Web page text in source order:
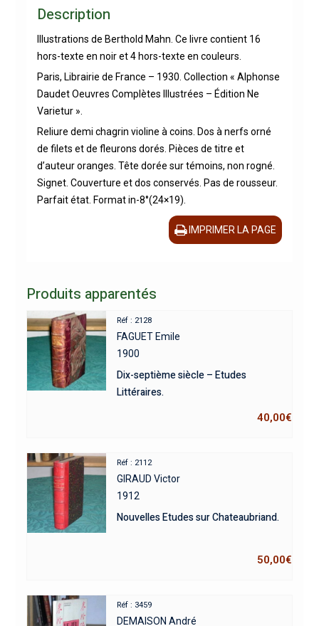
Description
Illustrations de Berthold Mahn. Ce livre contient 16
hors-texte en noir et 4 hors-texte en couleurs.
Paris, Librairie de France – 1930. Collection « Alphonse
Daudet Oeuvres Complètes Illustrées – Édition Ne
Varietur ».
Reliure demi chagrin violine à coins. Dos à nerfs orné
de filets et de fleurons dorés. Pièces de titre et
d’auteur oranges. Tête dorée sur témoins, non rogné.
Signet. Couverture et dos conservés. Pas de rousseur.
Parfait état. Format in-8°(24×19).
IMPRIMER LA PAGE
Produits apparentés
Réf : 2128
FAGUET Emile
1900
Dix-septième siècle – Etudes
Littéraires.
40,00€
Réf : 2112
GIRAUD Victor
1912
Nouvelles Etudes sur Chateaubriand.
50,00€
Réf : 3459
DEMAISON André